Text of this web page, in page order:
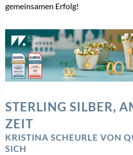
gemeinsamen Erfolg!
STERLING SILBER,
ZEIT
KRISTINA SCHEURLE VON
SICH